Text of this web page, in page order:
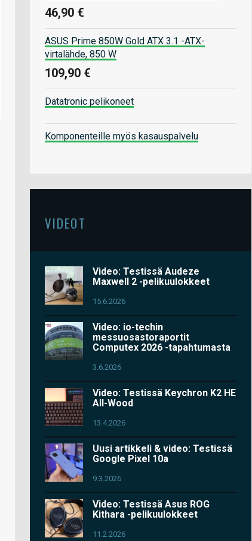
46,90 €
ASUS Prime 850W Gold ATX 3.1 -ATX-
virtalähde, 850 W
109,90 €
Datatronic pelikoneet
Komponenteille myös kasauspalvelu
VIDEOT
Video: Testissä Audeze
Maxwell 2 -pelikuulokkeet
15.6.2026
Video: io-techin
messuosastoraportit
Computex 2026 -tapahtumasta
3.6.2026
Video: Testissä Keychron K2 HE
All-Wood
13.4.2026
Uusi artikkeli & video: Testissä
Google Pixel 10a
9.3.2026
Video: Testissä Asus ROG
Kithara -pelikuulokkeet
11.2.2026